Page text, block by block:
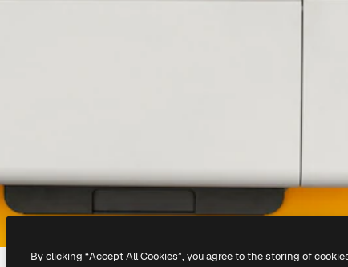
By clicking “Accept All Cookies”, you agree to the storing of